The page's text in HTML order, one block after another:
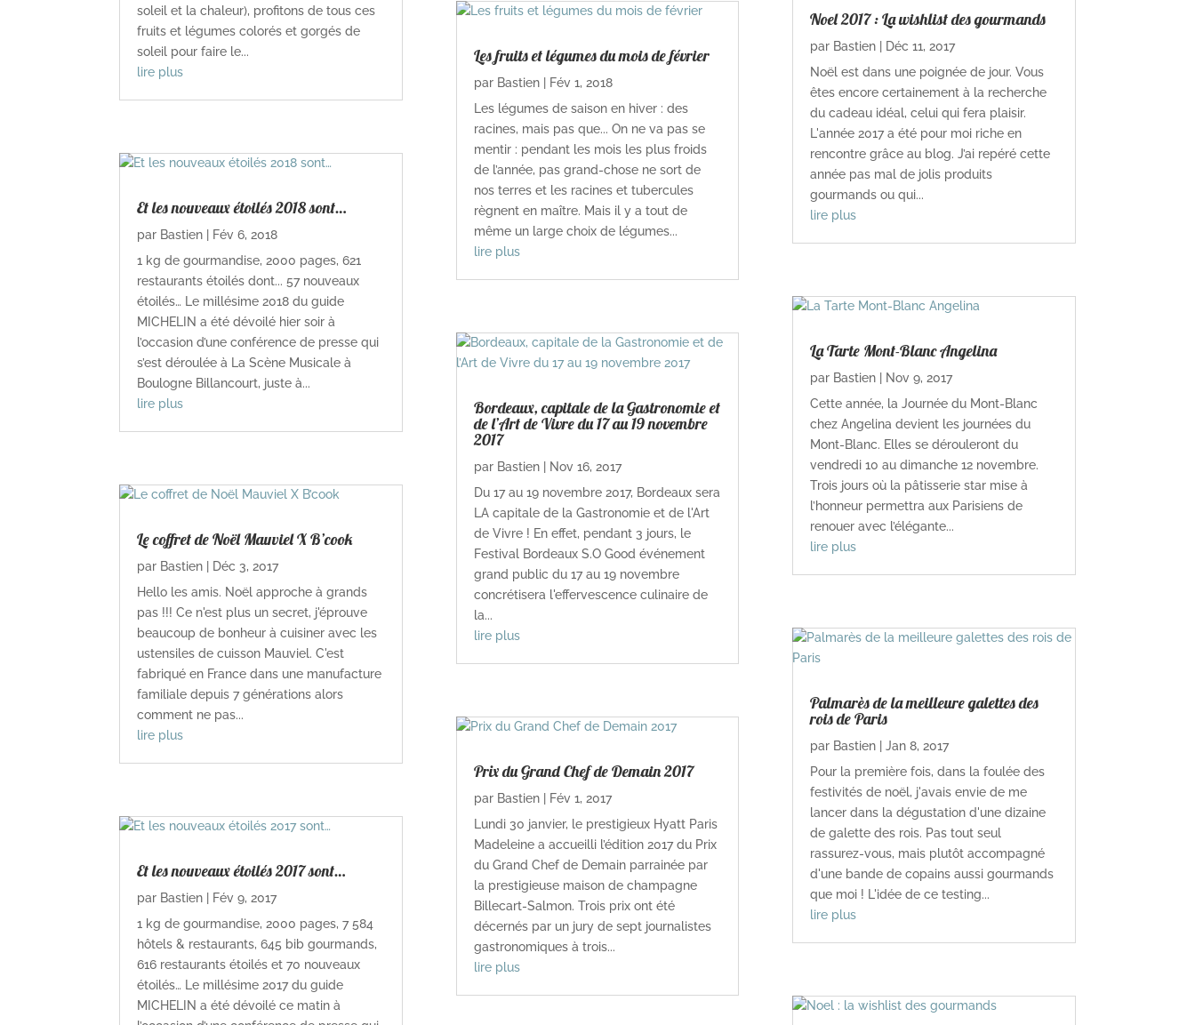
soleil et la chaleur), profitons de tous ces
fruits et légumes colorés et gorgés de
soleil pour faire le...
lire plus
Et les nouveaux étoilés 2018 sont…
par Bastien
Fév 6, 2018
1 kg de gourmandise, 2000 pages, 621
restaurants étoilés dont... 57 nouveaux
étoilés… Le millésime 2018 du guide
MICHELIN a été dévoilé hier soir à
l’occasion d’une conférence de presse qui
s’est déroulée à La Scène Musicale à
Boulogne Billancourt, juste à...
lire plus
Le coffret de Noël Mauviel X B’cook
par Bastien
Déc 3, 2017
Hello les amis. Noël approche à grands
pas !!! Ce n'est plus un secret, j'éprouve
beaucoup de bonheur à cuisiner avec les
ustensiles de cuisson Mauviel. C'est
fabriqué en France dans une manufacture
familiale depuis 7 générations alors
comment ne pas...
lire plus
Et les nouveaux étoilés 2017 sont…
par Bastien
Fév 9, 2017
1 kg de gourmandise, 2000 pages, 7 584
hôtels & restaurants, 645 bib gourmands,
616 restaurants étoilés et 70 nouveaux
étoilés… Le millésime 2017 du guide
MICHELIN a été dévoilé ce matin à
Les fruits et légumes du mois de février
par Bastien|
Fév 1, 2018
Les légumes de saison en hiver : des
racines, mais pas que... On ne va pas se
mentir : pendant les mois les plus froids
de l’année, pas grand-chose ne sort de
nos terres et les racines et tubercules
règnent en maître. Mais il y a tout de
même un large choix de légumes...
lire plus
Bordeaux, capitale de la Gastronomie et
de l’Art de Vivre du 17 au 19 novembre
2017
par Bastien|
Nov 16, 2017
Du 17 au 19 novembre 2017, Bordeaux sera
LA capitale de la Gastronomie et de l'Art
de Vivre ! En effet, pendant 3 jours, le
Festival Bordeaux S.O Good événement
grand public du 17 au 19 novembre
concrétisera l'effervescence culinaire de
la...
lire plus
Prix du Grand Chef de Demain 2017
par Bastien|
Fév 1, 2017
Lundi 30 janvier, le prestigieux Hyatt Paris
Madeleine a accueilli l’édition 2017 du Prix
du Grand Chef de Demain parrainée par
la prestigieuse maison de champagne
Billecart-Salmon. Trois prix ont été
décernés par un jury de sept journalistes
gastronomiques à trois...
lire plus
Noel 2017 : La wishlist des gourmands
par Bastien|
Déc 11, 2017
Noël est dans une poignée de jour. Vous
êtes encore certainement à la recherche
du cadeau idéal, celui qui fera plaisir.
L'année 2017 a été pour moi riche en
rencontre grâce au blog. J’ai repéré cette
année pas mal de jolis produits
gourmands ou qui...
lire plus
La Tarte Mont-Blanc Angelina
par Bastien|
Nov 9, 2017
Cette année, la Journée du Mont-Blanc
chez Angelina devient les journées du
Mont-Blanc. Elles se dérouleront du
vendredi 10 au dimanche 12 novembre.
Trois jours où la pâtisserie star mise à
l’honneur permettra aux Parisiens de
renouer avec l’élégante...
lire plus
Palmarès de la meilleure galettes des
rois de Paris
par Bastien| Jan 8, 2017
Pour la première fois, dans la foulée des
festivités de noël, j'avais envie de me
lancer dans la dégustation d'une dizaine
de galette des rois. Pas tout seul
rassurez-vous, mais plutôt accompagné
d'une bande de copains aussi gourmands
que moi ! L'idée de ce testing...
lire plus